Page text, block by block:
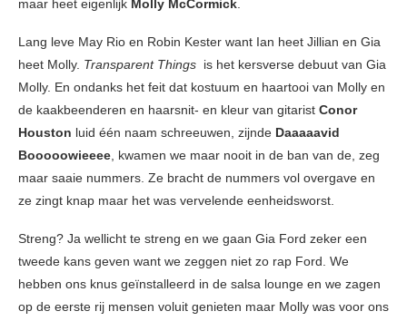
maar heet eigenlijk Molly McCormick
Lang leve May Rio en Robin Kester want Ian heet Jillian en Gia
heet Molly. Transparent Things is het kersverse debuut van Gia
Molly. En ondanks het feit dat kostuum en haartooi van Molly en
de kaakbeenderen en haarsnit- en kleur van gitarist Conor
Houston luid één naam schreeuwen, zijnde Daaaaavid
Booooowieeee , kwamen we maar nooit in de ban van de, zeg
maar saaie nummers. Ze bracht de nummers vol overgave en
ze zingt knap maar het was vervelende eenheidsworst.
Streng? Ja wellicht te streng en we gaan Gia Ford zeker een
tweede kans geven want we zeggen niet zo rap Ford. We
hebben ons knus geïnstalleerd in de salsa lounge en we zagen
op de eerste rij mensen voluit genieten maar Molly was voor ons